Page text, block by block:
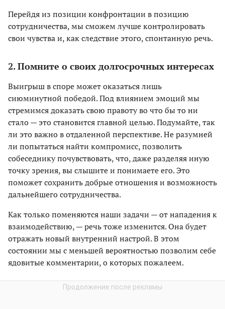
Перейдя из позиции конфронтации в позицию
сотрудничества, мы сможем лучше контролировать
свои чувства и, как следствие этого, спонтанную речь.
2. Помните о своих долгосрочных интересах
Выигрыш в споре может оказаться лишь
сиюминутной победой. Под влиянием эмоций мы
стремимся доказать свою правоту во что бы то ни
стало — это становится главной целью. Подумайте, так
ли это важно в отдаленной перспективе. Не разумней
ли попытаться найти компромисс, позволить
собеседнику почувствовать, что, даже разделяя иную
точку зрения, вы слышите и понимаете его. Это
поможет сохранить добрые отношения и возможность
дальнейшего сотрудничества.
Как только поменяются наши задачи — от нападения к
взаимодействию, — речь тоже изменится. Она будет
отражать новый внутренний настрой. В этом
состоянии мы с меньшей вероятностью позволим себе
ядовитые комментарии, о которых пожалеем.